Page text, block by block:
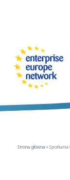
Strona główna »Spotkania